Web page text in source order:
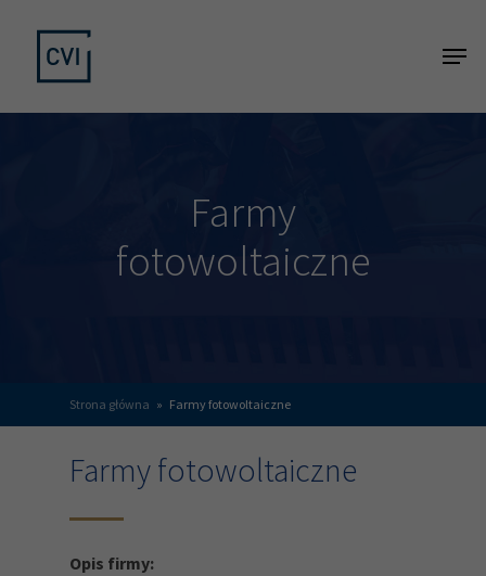
Menu
Farmy
fotowoltaiczne
Strona główna » Farmy fotowoltaiczne
Farmy fotowoltaiczne
Opis firmy: